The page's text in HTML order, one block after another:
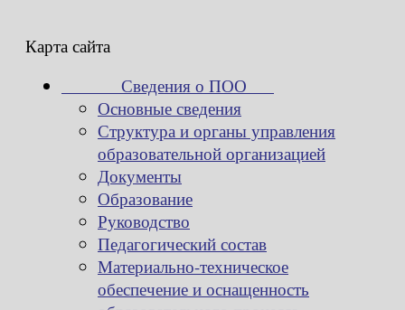
Карта сайта
Сведения о ПОО
Основные сведения
Структура и органы управления
образовательной организацией
Документы
Образование
Руководство
Педагогический состав
Материально-техническое
обеспечение и оснащенность